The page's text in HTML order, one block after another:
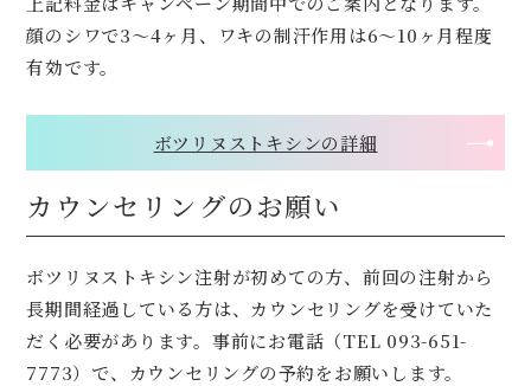
顔のシワで3〜4ヶ月、ワキの制汗作用は6〜10ヶ月程度
有効です。
ボツリヌストキシンの詳細
カウンセリングのお願い
ボツリヌストキシン注射が初めての方、前回の注射から
長期間経過している方は、カウンセリングを受けていた
だく必要があります。事前にお電話（TEL 093-651-
7773）で、カウンセリングの予約をお願いします。